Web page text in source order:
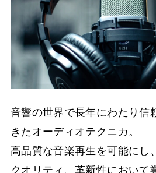
音響の世界で長年にわたり信
きたオーディオテクニカ。
高品質な音楽再生を可能にし
クオリティ、革新性において